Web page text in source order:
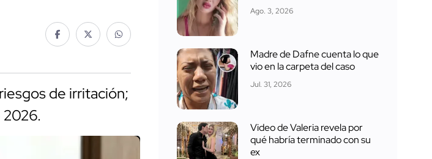
de irritación;
2026.
Ago. 3, 2026
Madre de Dafne cuenta lo que
vio en la carpeta del caso
Jul. 31, 2026
Video de Valeria revela por
qué habría terminado con su
ex